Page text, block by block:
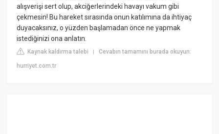
alışverişi sert olup, akciğerlerindeki havayı vakum gibi
çekmesin! Bu hareket sırasında onun katılımına da ihtiyaç
duyacaksınız, o yüzden başlamadan önce ne yapmak
istediğinizi ona anlatın.
Kaynak kaldırma talebi |Cevabın tamamını burada okuyun:
hurriyet.com.tr